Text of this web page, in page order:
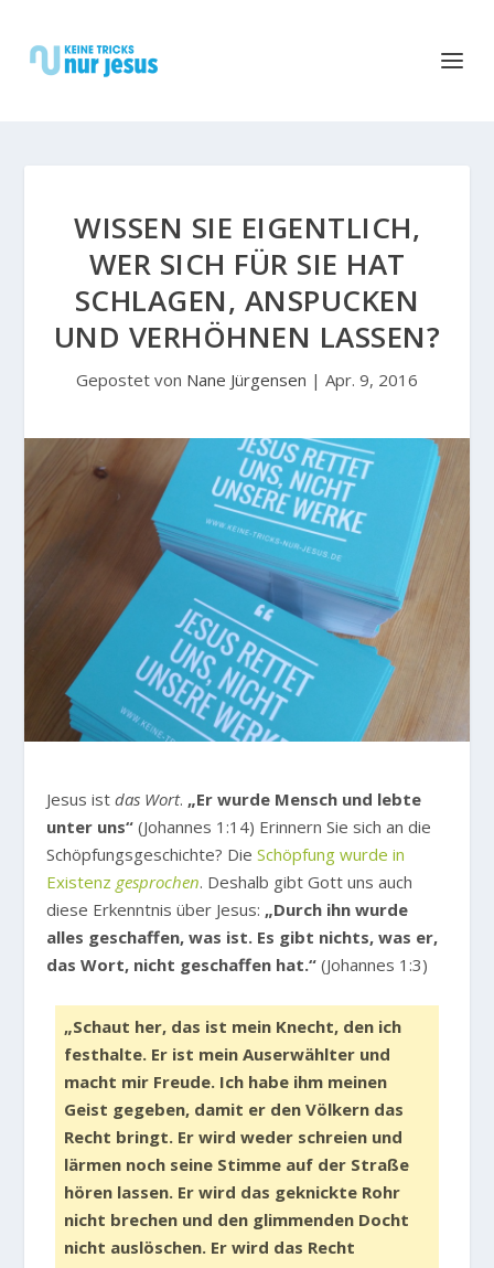
WISSEN SIE EIGENTLICH,
WER SICH FÜR SIE HAT
SCHLAGEN, ANSPUCKEN
UND VERHÖHNEN LASSEN?
Gepostet von Nane Jürgensen | Apr. 9, 2016
Jesus istdas Wort. „Er wurde Mensch und lebte
unter uns“ (Johannes 1:14) Erinnern Sie sich an die
Schöpfungsgeschichte? DieSchöpfung wurde in
Existenz gesprochen. Deshalb gibt Gott uns auch
diese Erkenntnis über Jesus: „Durch ihn wurde
alles geschaffen, was ist. Es gibt nichts, was er,
das Wort, nicht geschaffen hat.“ (Johannes 1:3)
„Schaut her, das ist mein Knecht, den ich
festhalte. Er ist mein Auserwählter und
macht mir Freude. Ich habe ihm meinen
Geist gegeben, damit er den Völkern das
Recht bringt. Er wird weder schreien und
lärmen noch seine Stimme auf der Straße
hören lassen. Er wird das geknickte Rohr
nicht brechen und den glimmenden Docht
nicht auslöschen. Er wird das Recht